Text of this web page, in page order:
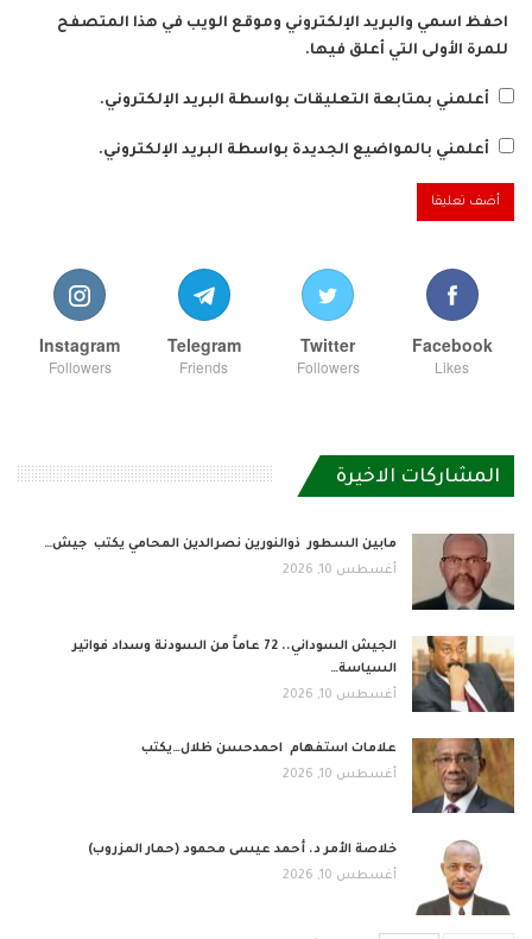
احفظ اسمي والبريد الإلكتروني وموقع الويب في هذا المتصفح
للمرة الأولى التي أعلق فيها.
أعلمني بمتابعة التعليقات بواسطة البريد الإلكتروني.
أعلمني بالمواضيع الجديدة بواسطة البريد الإلكتروني.
Facebook
Likes
Twitter
Followers
Telegram
Friends
Instagram
Followers
المشاركات الاخيرة
مابين السطور ذوالنورين نصرالدين المحامي يكتب جيش…
أغسطس 10, 2026
الجيش السوداني.. 72 عاماً من السودنة وسداد فواتير
السياسة…
أغسطس 10, 2026
علامات استفهام احمدحسن ظلال…يكتب
أغسطس 10, 2026
خلاصة الأمر د. أحمد عيسى محمود (حمار المزروب)
أغسطس 10, 2026